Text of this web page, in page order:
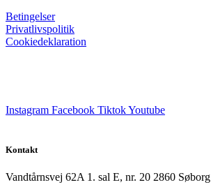
Betingelser
Privatlivspolitik
Cookiedeklaration
Instagram Facebook TiktokYoutube
Kontakt
Vandtårnsvej 62A 1. sal E, nr. 20 2860 Søborg